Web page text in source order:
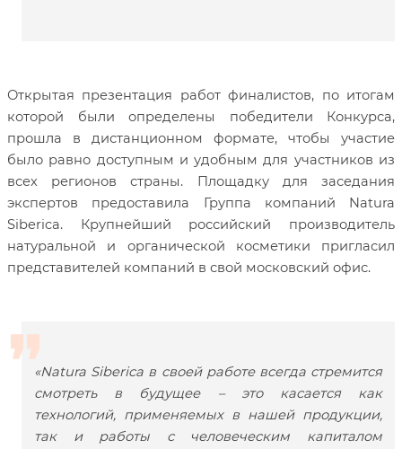
Открытая презентация работ финалистов, по итогам
которой были определены победители Конкурса,
прошла в дистанционном формате, чтобы участие
было равно доступным и удобным для участников из
всех регионов страны. Площадку для заседания
экспертов предоставила Группа компаний Natura
Siberica. Крупнейший российский производитель
натуральной и органической косметики пригласил
представителей компаний в свой московский офис.
«Natura Siberica в своей работе всегда стремится
смотреть в будущее – это касается как
технологий, применяемых в нашей продукции,
так и работы с человеческим капиталом